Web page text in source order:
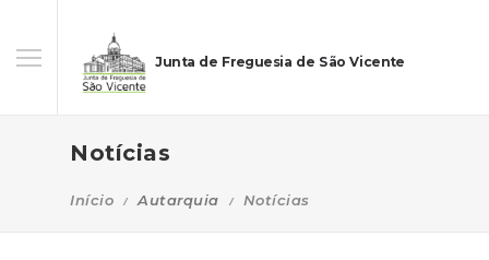
Junta de Freguesia de São Vicente
Notícias
Início Autarquia Notícias